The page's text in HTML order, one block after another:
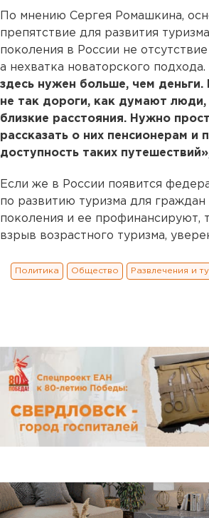
По мнению Сергея Ромашкина,
препятствие для развития
поколения в России не
а нехватка новаторского подхода.
здесь нужен больше, чем деньги.
не так дороги, как думают люди,
близкие расстояния. Нужно
рассказать о них пенсионерам и
доступность таких
Если же в России появится
по развитию туризма для граждан
поколения и ее профинансируют,
взрыв возрастного туризма,
Политика Общество Развлечения и